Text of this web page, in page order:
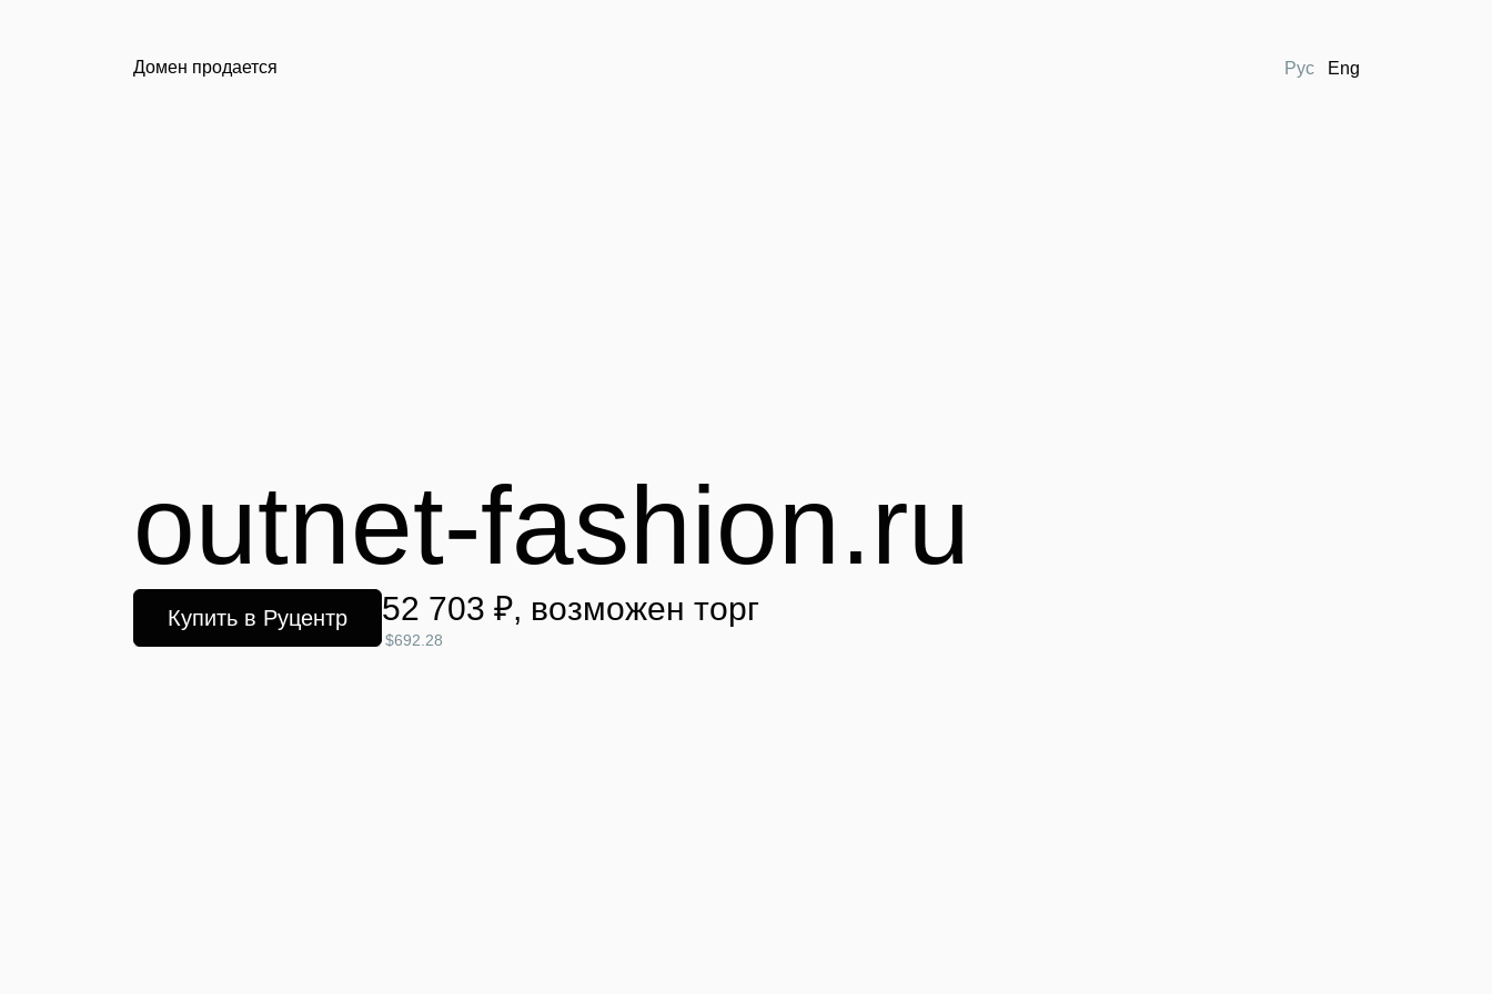
Домен продается Рус Eng
outnet-fashion.ru
Купить в Руцентр 52 703 ₽, возможен торг
$692.28